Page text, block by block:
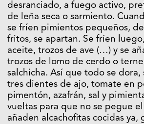
desranciado, a fuego activo,
de leña seca o sarmiento.
se fríen pimientos pequeños,
fritos, se apartan. Se fríen
aceite, trozos de ave (…) y se
trozos de lomo de cerdo o
salchicha. Así que todo se dora,
tres dientes de ajo, tomate en
pimentón, azafrán, sal y
vueltas para que no se pegue el
añaden alcachofitas cocidas ya,